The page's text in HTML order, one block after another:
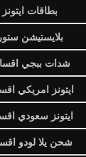
بطاقات ايتونز
بلايستيشن ستور
شدات ببجي
ايتونز امريكي
ايتونز سعودي
شحن يلا لودو